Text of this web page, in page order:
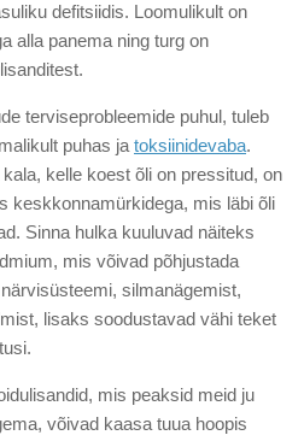
defitsiidis. Loomulikult on
alla panema ning turg on
terviseprobleemide puhul, tuleb
puhas ja toksiinidevaba.
kelle koest õli on pressitud, on
keskkonnamürkidega, mis läbi õli
Sinna hulka kuuluvad näiteks
mis võivad põhjustada
silmanägemist,
lisaks soodustavad vähi teket
mis peaksid meid ju
võivad kaasa tuua hoopis